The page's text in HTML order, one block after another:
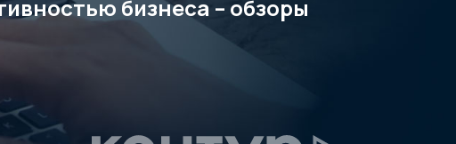
бизнеса – обзоры